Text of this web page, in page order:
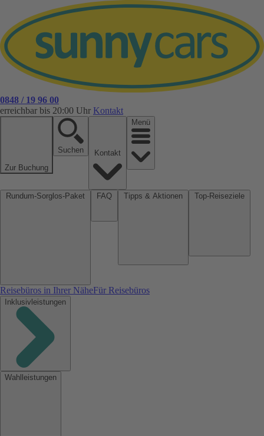
0848 / 19 96 00
erreichbar bis 20:00 Uhr Kontakt
Zur Buchung
Suchen
Menü
Reisebüros in Ihrer NäheFür Reisebüros
Inklusivleistungen
Wahlleistungen